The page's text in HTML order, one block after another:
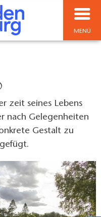
MENÜ
zeit seines Lebens
nach Gelegenheiten
Gestalt zu